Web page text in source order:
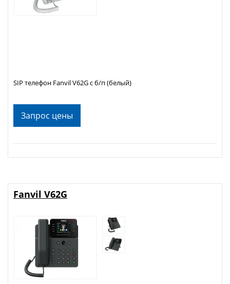
Запрос цены
SIP телефон Fanvil V62G с б/п (белый)
Fanvil V62G